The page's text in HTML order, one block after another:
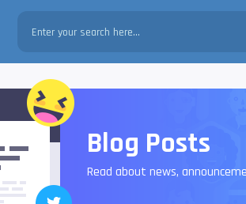
Blog Posts
Read about news,